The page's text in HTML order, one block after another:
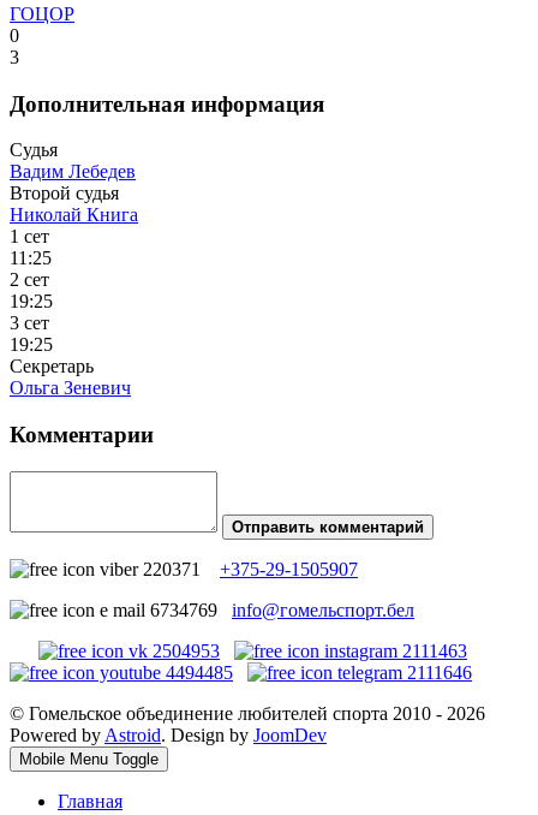
ГОЦОР
0
3
Дополнительная информация
Судья
Вадим Лебедев
Второй судья
Николай Книга
1 сет
11:25
2 сет
19:25
3 сет
19:25
Секретарь
Ольга Зеневич
Комментарии
Отправить комментарий
+375-29-1505907
info@гомельспорт.бел
© Гомельское объединение любителей спорта 2010 - 2026
Powered by Astroid. Design by JoomDev
Mobile Menu Toggle
Главная